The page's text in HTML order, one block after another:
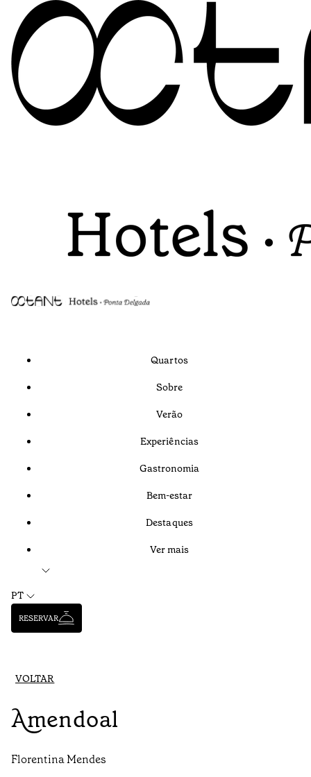
Quartos
Sobre
Verão
Experiências
Gastronomia
Bem-estar
Destaques
Ver mais
PT
RESERVAR
VOLTAR
Amendoal
Florentina Mendes